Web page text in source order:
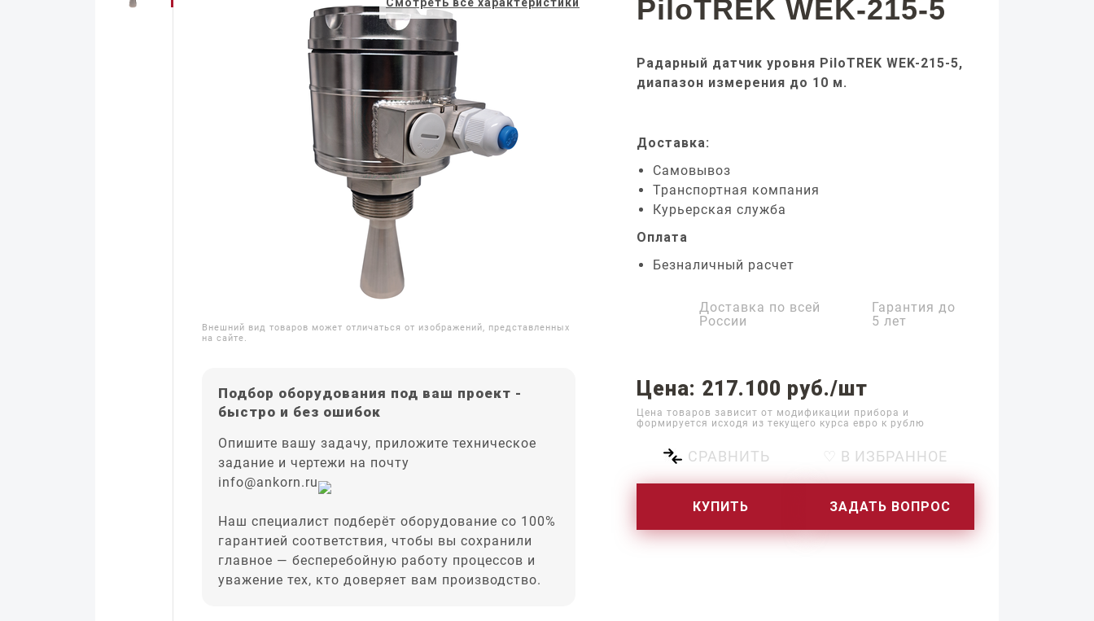
Внешний вид товаров может отличаться от изображений, представленных
на сайте.
Подбор оборудования под ваш проект -
быстро и без ошибок
Опишите вашу задачу, приложите техническое
задание и чертежи на почту
info@ankorn.ru
Наш специалист подберёт оборудование со 100%
гарантией соответствия, чтобы вы сохранили
главное — бесперебойную работу процессов и
уважение тех, кто доверяет вам производство.
PiloTREK WEK-215-5
Радарный датчик уровня PiloTREK WEK-215-5,
диапазон измерения до 10 м.
Доставка:
Самовывоз
Транспортная компания
Курьерская служба
Оплата
Безналичный расчет
Доставка по всей
России
Гарантия до
5 лет
Цена: 217.100 руб./шт
Цена товаров зависит от модификации прибора и
формируется исходя из текущего курса евро к рублю
СРАВНИТЬ ♡ В ИЗБРАННОЕ
КУПИТЬ ЗАДАТЬ ВОПРОС